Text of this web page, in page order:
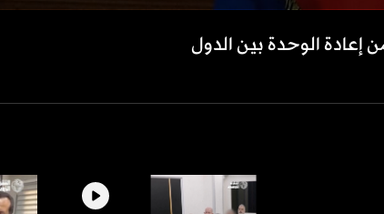
الوحدة بين الدول